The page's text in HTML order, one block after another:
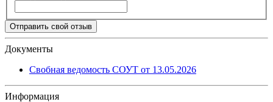
Отправить свой отзыв
Документы
Свобная ведомость СОУТ от 13.05.2026
Информация